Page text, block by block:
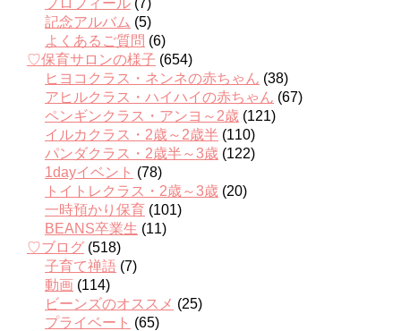
記念アルバム (5)
よくあるご質問 (6)
♡保育サロンの様子 (654)
ヒヨコクラス・ネンネの赤ちゃん (38)
アヒルクラス・ハイハイの赤ちゃん (67)
ペンギンクラス・アンヨ～2歳 (121)
イルカクラス・2歳～2歳半 (110)
パンダクラス・2歳半～3歳 (122)
1dayイベント (78)
トイトレクラス・2歳～3歳 (20)
一時預かり保育 (101)
BEANS卒業生 (11)
♡ブログ (518)
子育て禅語 (7)
動画 (114)
ビーンズのオススメ (25)
プライベート (65)